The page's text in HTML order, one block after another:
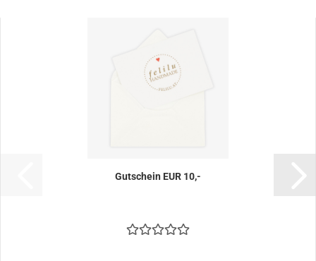
Gutschein EUR 10,-